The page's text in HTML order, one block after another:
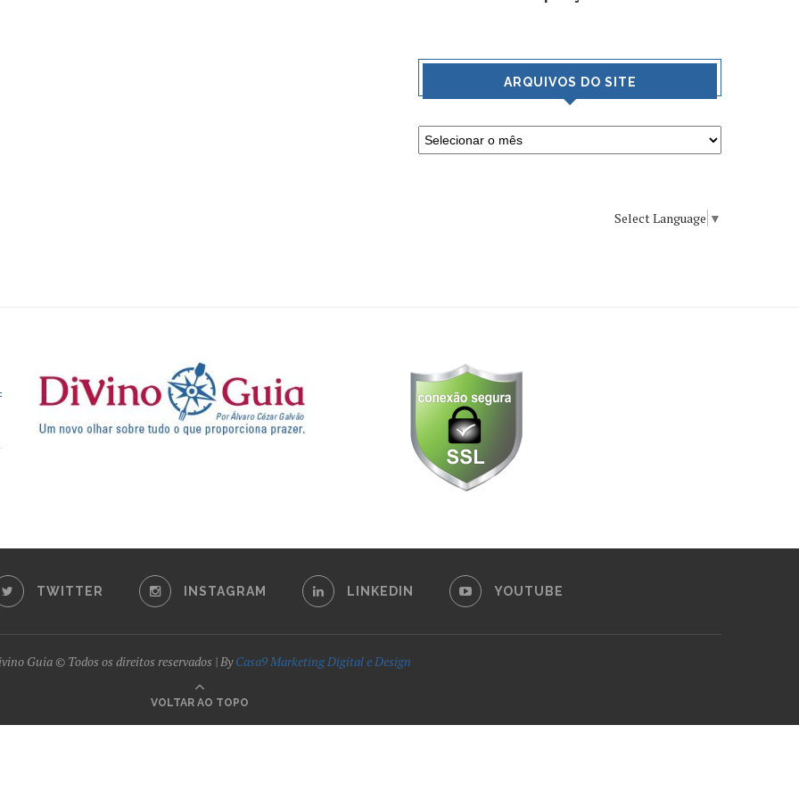
ARQUIVOS DO SITE
Select Language ▼
TWITTER INSTAGRAM LINKEDIN YOUTUBE
Guia © Todos os direitos reservados | ByCasa9 Marketing Digital e Design
VOLTAR AO TOPO